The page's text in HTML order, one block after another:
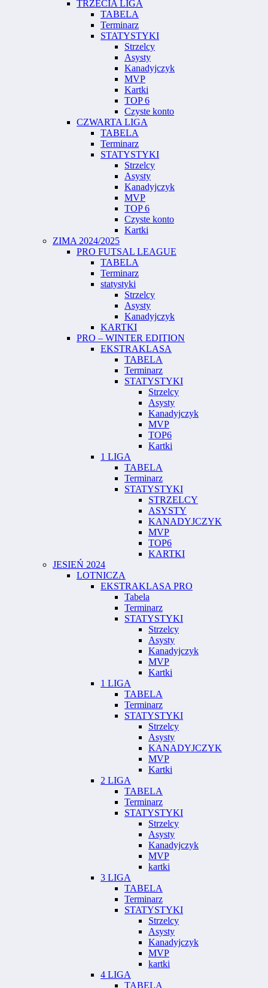
TRZECIA LIGA
TABELA
Terminarz
STATYSTYKI
Strzelcy
Asysty
Kanadyjczyk
MVP
Kartki
TOP 6
Czyste konto
CZWARTA LIGA
TABELA
Terminarz
STATYSTYKI
Strzelcy
Asysty
Kanadyjczyk
MVP
TOP 6
Czyste konto
Kartki
ZIMA 2024/2025
PRO FUTSAL LEAGUE
TABELA
Terminarz
statystyki
Strzelcy
Asysty
Kanadyjczyk
KARTKI
PRO – WINTER EDITION
EKSTRAKLASA
TABELA
Terminarz
STATYSTYKI
Strzelcy
Asysty
Kanadyjczyk
MVP
TOP6
Kartki
1 LIGA
TABELA
Terminarz
STATYSTYKI
STRZELCY
ASYSTY
KANADYJCZYK
MVP
TOP6
KARTKI
JESIEŃ 2024
LOTNICZA
EKSTRAKLASA PRO
Tabela
Terminarz
STATYSTYKI
Strzelcy
Asysty
Kanadyjczyk
MVP
Kartki
1 LIGA
TABELA
Terminarz
STATYSTYKI
Strzelcy
Asysty
KANADYJCZYK
MVP
Kartki
2 LIGA
TABELA
Terminarz
STATYSTYKI
Strzelcy
Asysty
Kanadyjczyk
MVP
kartki
3 LIGA
TABELA
Terminarz
STATYSTYKI
Strzelcy
Asysty
Kanadyjczyk
MVP
kartki
4 LIGA
TABELA